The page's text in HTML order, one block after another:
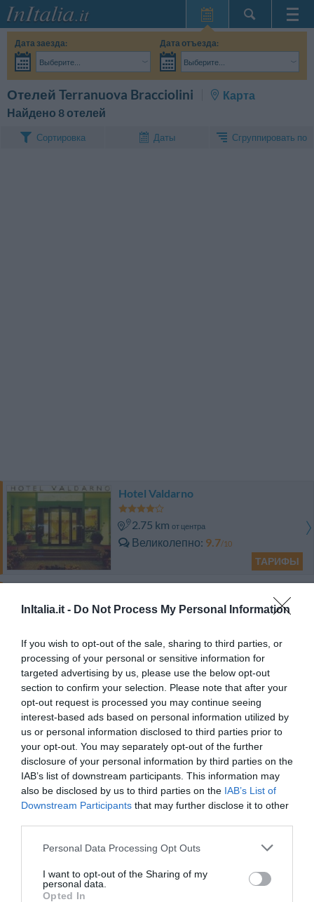
InItalia.it - Do Not Process My Personal Information
If you wish to opt-out of the sale, sharing to third parties, or
processing of your personal or sensitive information for
targeted advertising by us, please use the below opt-out
section to confirm your selection. Please note that after your
opt-out request is processed you may continue seeing
interest-based ads based on personal information utilized by
us or personal information disclosed to third parties prior to
your opt-out. You may separately opt-out of the further
disclosure of your personal information by third parties on the
IAB’s list of downstream participants. This information may
also be disclosed by us to third parties on the IAB’s List of
Downstream Participants that may further disclose it to other
Personal Data Processing Opt Outs
I want to opt-out of the Sharing of my
personal data.
Opted In
Главная
Мои
бронирования
InItalia Club
Дата заезда:
Выберите...
Дата отъезда:
Выберите...
Поиск
Отелей Terranuova Bracciolini
Карта
Найдено 8 отелей
Сортировка Даты Сгруппировать по
Hotel Valdarno
2.75 km от центра
Великолепно 9.7/10
ТАРИФЫ
Превосходно 9.1/10
ТАРИФЫ
Residenza San Giovanni
5.20 km
от центра
Превосходно 9/10
ТАРИФЫ
Villa La Borghetta
11.11 kmот центра
0 Отзывы
Этот отель предлагает СПЕЦИАЛЬНЫЕ ТАРИФЫ InItalia Club!